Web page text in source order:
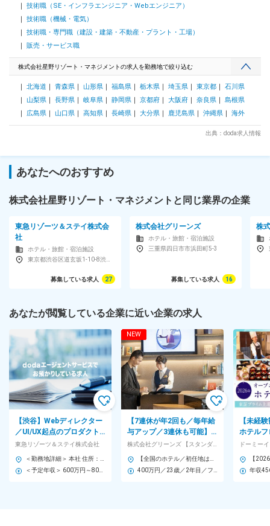
ート： 西日本エリアチームは、チームリーダー1名と6名のチ
ームです。 チームリーダーは別拠点にいますが、同じ施設を
いコミュニケーション体制が整っているため、いつでも気軽に
相談や情報交換ができ、安心して業務に取り組める環境です。
■働き方： 入社後は当面OMO7大阪とOMO関西空港の2施設を
担当していただきます。 出勤は主にOMO7大阪を拠点としつ
出勤が必須でない業務の場合は、上限月9日の在宅勤務を利用
し、柔軟な働き方が可能です。 変更の範囲：会社の定める業
務
技術職（SE・インフラエンジニア・Webエンジニア）
技術職（機械・電気）
技術職・専門職（建設・建築・不動産・プラント・工場）
販売・サービス職
株式会社星野リゾート・マネジメントの求人を勤務地で絞り込む
北海道 青森県 山形県 福島県 栃木県 埼玉県 東京都
石川県
山梨県
長野県 岐阜県 静岡県 京都府 大阪府 奈良県
島根県
広島県
山口県 高知県 長崎県 大分県 鹿児島県 沖縄県 海外
出典：doda求人情報
あなたへのおすすめ
株式会社星野リゾート・マネジメントと同じ業界の企業
東急リゾーツ＆ステイ株式会
社
ホテル・旅館・宿泊施設
募集している求人 27
株式会社グリーンズ
ホテル・旅館・宿泊施設
三重県四日市市浜田町5-3
募集している求人 16
株
あなたが閲覧している企業に近い企業の求人
【渋谷】Webディレクター
／UI/UX起点のプロダクト
改善を牽引◆土日祝休み／
在宅勤務あり
東急リゾーツ＆ステイ株式会社
NEW
【7連休が年2回も／毎年給
与アップ／3連休も可能】
全国各地にあるホテルにて
フロント業務をお任せ！
【未経
ホテルフ
トラン
す。